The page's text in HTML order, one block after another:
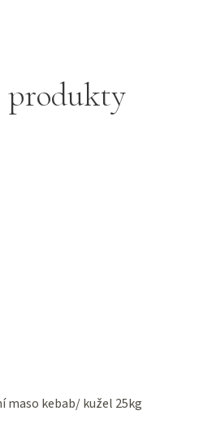
produkty
maso kebab/ kužel 25kg